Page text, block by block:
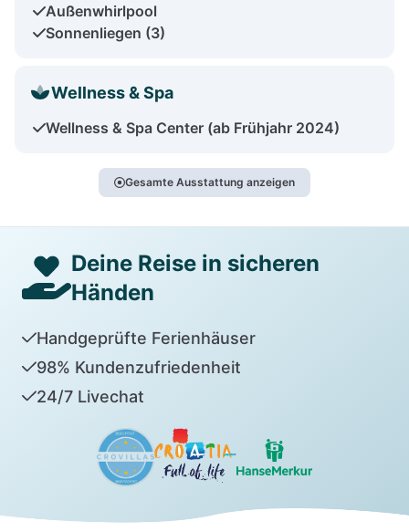
Außenwhirlpool
Sonnenliegen (3)
Wellness & Spa
Wellness & Spa Center (ab Frühjahr 2024)
Gesamte Ausstattung anzeigen
Deine Reise in sicheren
Händen
Handgeprüfte Ferienhäuser
98% Kundenzufriedenheit
24/7 Livechat